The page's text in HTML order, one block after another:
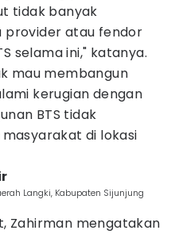
tidak banyak
provider atau fendor
selama ini," katanya.
mau membangun
kerugian dengan
BTS tidak
di lokasi
Langki, Kabupaten Sijunjung
Zahirman mengatakan